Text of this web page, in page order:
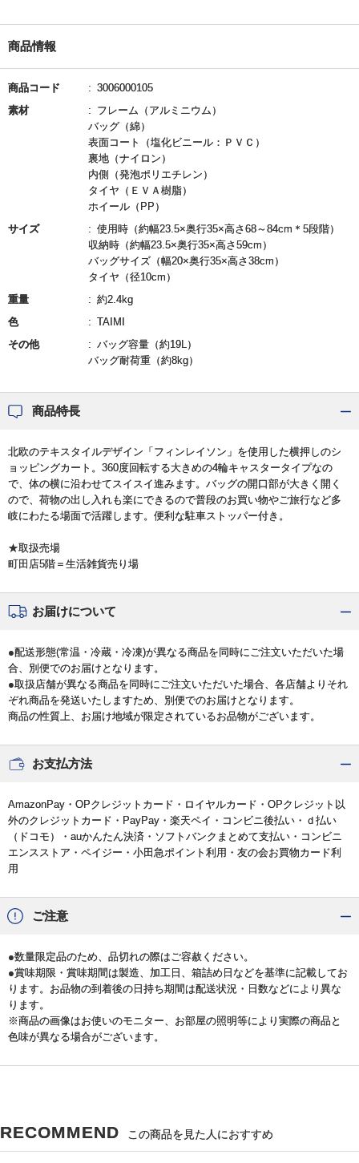
商品情報
商品コード
3006000105
素材
フレーム（アルミニウム）
バッグ（綿）
表面コート（塩化ビニール：ＰＶＣ）
裏地（ナイロン）
内側（発泡ポリエチレン）
タイヤ（ＥＶＡ樹脂）
ホイール（PP）
サイズ
使用時（約幅23.5×奥行35×高さ68～84cm＊5段階）
収納時（約幅23.5×奥行35×高さ59cm）
バッグサイズ（幅20×奥行35×高さ38cm）
タイヤ（径10cm）
重量
約2.4kg
色
TAIMI
その他
バッグ容量（約19L）
バッグ耐荷重（約8kg）
商品特長
北欧のテキスタイルデザイン「フィンレイソン」を使用した横押しのシ
ョッピングカート。360度回転する大きめの4輪キャスタータイプなの
で、体の横に沿わせてスイスイ進みます。バッグの開口部が大きく開く
ので、荷物の出し入れも楽にできるので普段のお買い物やご旅行など多
岐にわたる場面で活躍します。便利な駐車ストッパー付き。
★取扱売場
町田店5階＝生活雑貨売り場
お届けについて
●配送形態(常温・冷蔵・冷凍)が異なる商品を同時にご注文いただいた場
合、別便でのお届けとなります。
●取扱店舗が異なる商品を同時にご注文いただいた場合、各店舗よりそれ
ぞれ商品を発送いたしますため、別便でのお届けとなります。
商品の性質上、お届け地域が限定されているお品物がございます。
お支払方法
AmazonPay・OPクレジットカード・ロイヤルカード・OPクレジット以
外のクレジットカード・PayPay・楽天ペイ・コンビニ後払い・ｄ払い
（ドコモ）・auかんたん決済・ソフトバンクまとめて支払い・コンビニ
エンスストア・ペイジー・小田急ポイント利用・友の会お買物カード利
用
ご注意
●数量限定品のため、品切れの際はご容赦ください。
●賞味期限・賞味期間は製造、加工日、箱詰め日などを基準に記載してお
ります。お品物の到着後の日持ち期間は配送状況・日数などにより異な
ります。
※商品の画像はお使いのモニター、お部屋の照明等により実際の商品と
色味が異なる場合がございます。
RECOMMEND この商品を見た人におすすめ